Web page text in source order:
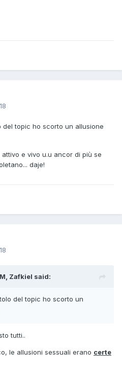
topic ho scorto un allusione
e vivo u.u ancor di più se
daje!
Zafkiel said:
del topic ho scorto un
tutti..
le allusioni sessuali erano certe